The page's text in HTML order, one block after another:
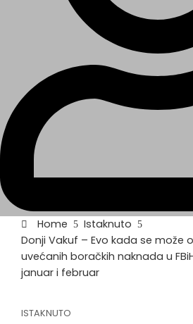
Home
Istaknuto
Donji Vakuf – Evo kada se može
uvećanih boračkih naknada u
januar i februar
ISTAKNUTO